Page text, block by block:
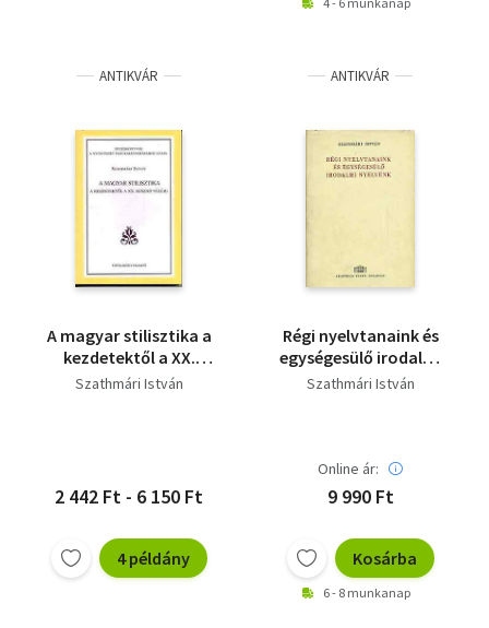
ANTIKVÁR
A magyar stilisztika a
kezdetektől a XX.
század végéig
Szathmári István
2 442 Ft - 6 150 Ft
4 példány
ANTIKVÁR
Régi nyelvtanaink és
egységesülő irodalmi
nyelvünk
Szathmári István
Online ár:
9 990 Ft
Kosárba
6 - 8 munkanap